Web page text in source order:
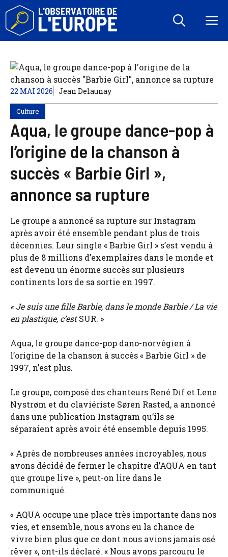
Aller
contenu
22 MAI 2026 Jean Delaunay
Culture
Aqua, le groupe dance-pop à
l’origine de la chanson à
succès « Barbie Girl »,
annonce sa rupture
Le groupe a annoncé sa rupture sur Instagram
après avoir été ensemble pendant plus de trois
décennies. Leur single « Barbie Girl » s’est vendu à
plus de 8 millions d’exemplaires dans le monde et
est devenu un énorme succès sur plusieurs
continents lors de sa sortie en 1997.
« Je suis une fille Barbie, dans le monde Barbie / La vie
en plastique, c’estSUR. »
Aqua, le groupe dance-pop dano-norvégien à
l’origine de la chanson à succès « Barbie Girl » de
1997, n’est plus.
Le groupe, composé des chanteurs René Dif et Lene
Nystrøm et du claviériste Søren Rasted, a annoncé
dans une publication Instagram qu’ils se
séparaient après avoir été ensemble depuis 1995.
« Après de nombreuses années incroyables, nous
avons décidé de fermer le chapitre d’AQUA en tant
que groupe live », peut-on lire dans le
communiqué.
« AQUA occupe une place très importante dans nos
vies, et ensemble, nous avons eu la chance de
vivre bien plus que ce dont nous avions jamais osé
rêver », ont-ils déclaré. « Nous avons parcouru le